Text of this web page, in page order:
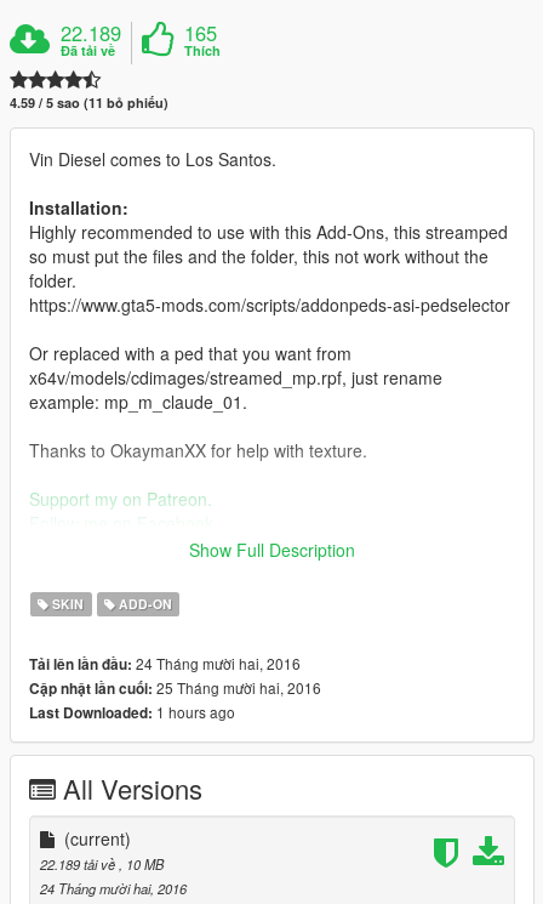
22.189
Đã tải về
165
Thích
4.59 / 5 sao (11 bỏ phiếu)
Vin Diesel comes to Los Santos.
Installation:
Highly recommended to use with this Add-Ons, this streamped
so must put the files and the folder, this not work without the
folder.
https://www.gta5-mods.com/scripts/addonpeds-asi-pedselector
Or replaced with a ped that you want from
x64v/models/cdimages/streamed_mp.rpf, just rename
example: mp_m_claude_01.
Thanks to OkaymanXX for help with texture.
Support my on Patreon.
Follow me on Facebook.
Show Full Description
SKIN ADD-ON
Tải lên lần đầu: 24 Tháng mười hai, 2016
Cập nhật lần cuối: 25 Tháng mười hai, 2016
Last Downloaded: 1 hours ago
All Versions
(current)
22.189 tải về
, 10 MB
24 Tháng mười hai, 2016